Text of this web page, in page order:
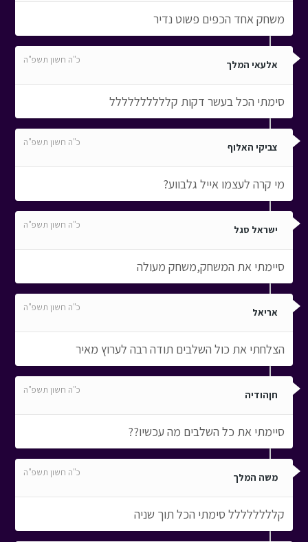
משחק אחד הכפים פשוט נדיר
אלעאי המלך כ"ה חשון תשפ"ה
סימתי הכל בעשר דקות קלללללללללל
צביקי האלוף כ"ה חשון תשפ"ה
מי קרה לעצמו אייל גלבווע?
ישראל סגל כ"ה חשון תשפ"ה
סיימתי את המשחק,משחק מעולה
אריאל כ"ה חשון תשפ"ה
הצלחתי את כול השלבים תודה רבה לערוץ מאיר
חןהודיה כ"ה חשון תשפ"ה
סיימתי את כל השלבים מה עכשיו??
משה המלך כ"ה חשון תשפ"ה
קלללללללל סימתי הכל תוך שניה